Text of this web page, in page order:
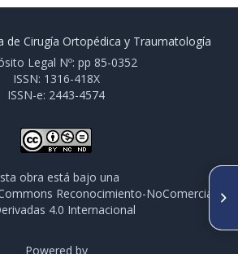
en
las
SIGUIENTE ARTÍCULO
Rizartrosis tratada mediante
cirugía artroscópica:
de Cirugía Ortopédica y Traumatología
Legal Nº: pp 85-0352
ISSN: 1316-418X
ISSN-e: 2443-4574
obra está bajo una
Reconocimiento-NoComercial-
4.0 Internacional
Powered by